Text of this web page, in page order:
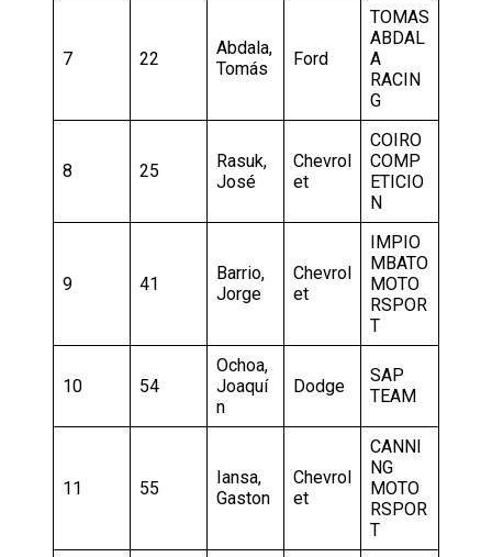
7 22
Abdala,
Tomás
Ford
TOMAS
ABDAL
A
RACIN
G
8 25
Rasuk,
José
Chevrol
et
COIRO
COMP
ETICIO
N
9 41
Barrio,
Jorge
Chevrol
et
IMPIO
MBATO
MOTO
RSPOR
T
10 54
Ochoa,
Joaquí
n
Dodge
SAP
TEAM
11 55
Iansa,
Gaston
Chevrol
et
CANNI
NG
MOTO
RSPOR
T